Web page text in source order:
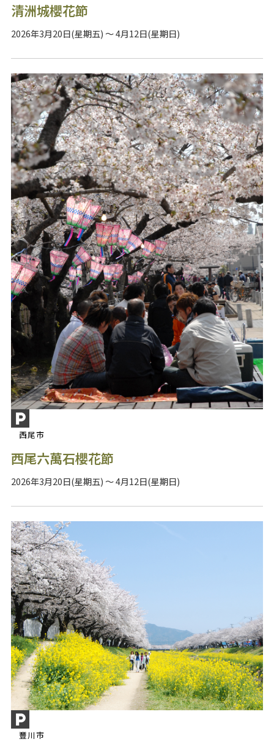
清洲城櫻花節
2026年3月20日(星期五) ～ 4月12日(星期日)
西尾市
西尾六萬石櫻花節
2026年3月20日(星期五) ～ 4月12日(星期日)
豐川市